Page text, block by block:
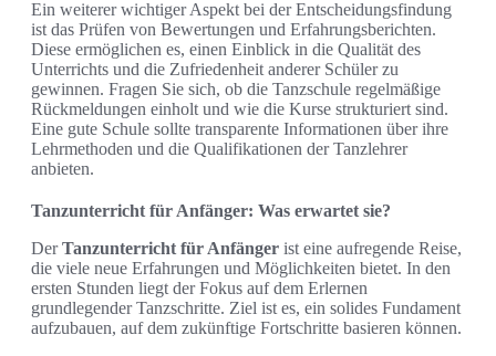
Ein weiterer wichtiger Aspekt bei der Entscheidungsfindung
ist das Prüfen von Bewertungen und Erfahrungsberichten.
Diese ermöglichen es, einen Einblick in die Qualität des
Unterrichts und die Zufriedenheit anderer Schüler zu
gewinnen. Fragen Sie sich, ob die Tanzschule regelmäßige
Rückmeldungen einholt und wie die Kurse strukturiert sind.
Eine gute Schule sollte transparente Informationen über ihre
Lehrmethoden und die Qualifikationen der Tanzlehrer
anbieten.
Tanzunterricht für Anfänger: Was erwartet sie?
DerTanzunterricht für Anfänger ist eine aufregende Reise,
die viele neue Erfahrungen und Möglichkeiten bietet. In den
ersten Stunden liegt der Fokus auf dem Erlernen
grundlegender Tanzschritte. Ziel ist es, ein solides Fundament
aufzubauen, auf dem zukünftige Fortschritte basieren können.